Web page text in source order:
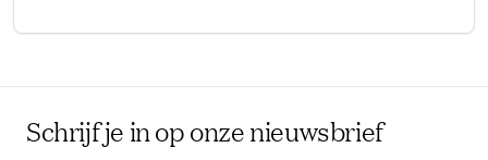
Schrijf je in op onze nieuwsbrief